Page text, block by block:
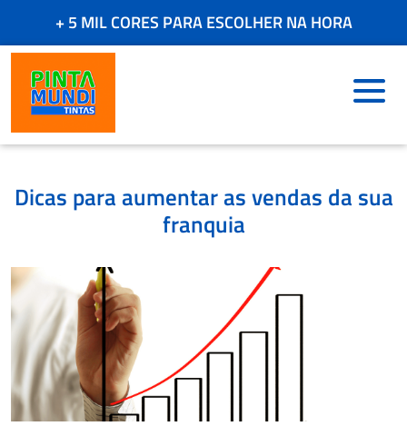
+ 5 MIL CORES PARA ESCOLHER NA HORA
FRETE GRÁTIS - CONSULTE
Dicas para aumentar as vendas da sua
franquia